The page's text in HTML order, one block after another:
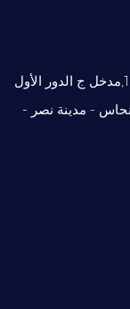
- مدينة نصر -